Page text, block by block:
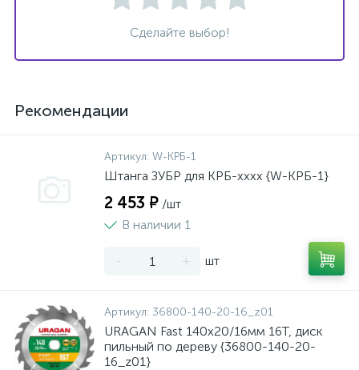
Сделайте выбор!
Рекомендации
Артикул: W-КРБ-1
Штанга ЗУБР для КРБ-хххх {W-КРБ-1}
2 453 ₽ /шт
В наличии 1
- + шт
Артикул: 36800-140-20-16_z01
URAGAN Fast 140x20/16мм 16Т, диск
пильный по дереву {36800-140-20-
16_z01}